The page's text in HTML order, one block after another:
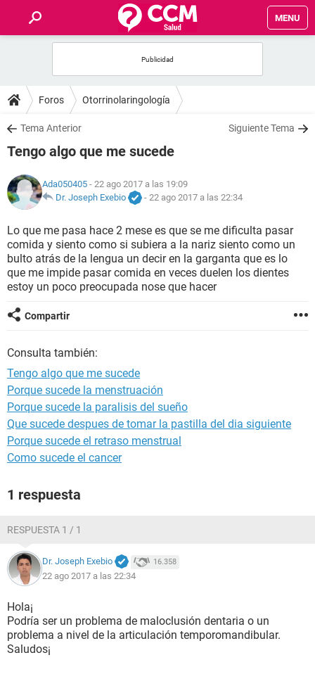
MENU
FOROS
SALUD
FAMILIA
NUTRICIÓN
BIENESTAR
SEXUALIDAD
GLOSARIO
Foros Otorrinolaringología
Tema Anterior Siguiente Tema
Tengo algo que me sucede
Ada050405 - 22 ago 2017 a las 19:09
Dr. Joseph Exebio
- 22 ago 2017 a las 22:34
Lo que me pasa hace 2 mese es que se me dificulta pasar
comida y siento como si subiera a la nariz siento como un
bulto atrás de la lengua un decir en la garganta que es lo
que me impide pasar comida en veces duelen los dientes
estoy un poco preocupada nose que hacer
Compartir
Consulta también:
Tengo algo que me sucede
Porque sucede la menstruación
Porque sucede la paralisis del sueño
Que sucede despues de tomar la pastilla del dia siguiente
Porque sucede el retraso menstrual
Como sucede el cancer
1 respuesta
RESPUESTA 1 / 1
Dr. Joseph Exebio 16.358
22 ago 2017 a las 22:34
Hola¡
Podría ser un problema de maloclusión dentaria o un
problema a nivel de la articulación temporomandibular.
Saludos¡